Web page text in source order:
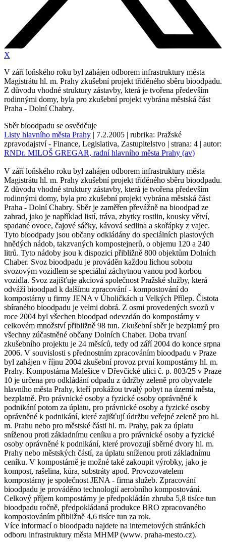
X
V září loňského roku byl zahájen odborem infrastruktury města
Magistrátu hl. m. Prahy zkušební projekt tříděného sběru bioodpadu.
Z důvodu vhodné struktury zástavby, která je tvořena především
rodinnými domy, byla pro zkušební projekt vybrána městská část
Praha - Dolní Chabry.
Sběr bioodpadu se osvědčuje
Listy hlavního města Prahy | 7.2.2005 | rubrika: Pražské
zpravodajství - Finance, Legislativa, Zastupitelstvo | strana: 4 | autor:
RNDr. MILOŠ GREGAR, radní hlavního města Prahy (av)
V září loňského roku byl zahájen odborem infrastruktury města
Magistrátu hl. m. Prahy zkušební projekt tříděného sběru bioodpadu.
Z důvodu vhodné struktury zástavby, která je tvořena především
rodinnými domy, byla pro zkušební projekt vybrána městská část
Praha - Dolní Chabry. Sběr je zaměřen převážně na bioodpad ze
zahrad, jako je například listí, tráva, zbytky rostlin, kousky větví,
spadané ovoce, čajové sáčky, kávová sedlina a skořápky z vajec.
Tyto bioodpady jsou občany odkládány do speciálních plastových
hnědých nádob, takzvaných kompostejnerů, o objemu 120 a 240
litrů. Tyto nádoby jsou k dispozici přibližně 800 objektům Dolních
Chaber. Svoz bioodpadu je prováděn každou lichou sobotu
svozovým vozidlem se speciální záchytnou vanou pod korbou
vozidla. Svoz zajišťuje akciová společnost Pražské služby, která
odváží bioodpad k dalšímu zpracování - kompostování do
kompostárny u firmy JENA v Úholičkách u Velkých Přílep. Čistota
sbíraného bioodpadu je velmi dobrá. Z osmi provedených svozů v
roce 2004 byl všechen bioodpad odevzdán do kompostárny v
celkovém množství přibližně 98 tun. Zkušební sběr je bezplatný pro
všechny zúčastněné občany Dolních Chaber. Doba trvaní
zkušebního projektu je 24 měsíců, tedy od září 2004 do konce srpna
2006. V souvislosti s přednostním zpracováním bioodpadu v Praze
byl zahájen v říjnu 2004 zkušební provoz první kompostárny hl. m.
Prahy. Kompostárna Malešice v Dřevčické ulici č. p. 803/25 v Praze
10 je určena pro odkládání odpadu z údržby zeleně pro obyvatele
hlavního města Prahy, kteří prokážou trvalý pobyt na území města,
bezplatně. Pro právnické osoby a fyzické osoby oprávněné k
podnikání potom za úplatu, pro právnické osoby a fyzické osoby
oprávněné k podnikání, které zajišťují údržbu veřejné zeleně pro hl.
m. Prahu nebo pro městské části hl. m. Prahy, pak za úplatu
sníženou proti základnímu ceníku a pro právnické osoby a fyzické
osoby oprávněné k podnikání, které provozují sběrné dvory hl. m.
Prahy nebo městských částí, za úplatu sníženou proti základnímu
ceníku. V kompostárně je možné také zakoupit výrobky, jako je
kompost, rašelina, kůra, substráty apod. Provozovatelem
kompostárny je společnost JENA - firma služeb. Zpracování
bioodpadu je prováděno technologií aerobního kompostování.
Celkový příjem kompostárny je předpokládán zhruba 5,8 tisíce tun
bioodpadu ročně, předpokládaná produkce BRO zpracovaného
kompostováním přibližně 4,6 tisíce tun za rok.
Více informací o bioodpadu najdete na internetových stránkách
odboru infrastruktury města MHMP (www. praha-mesto.cz).